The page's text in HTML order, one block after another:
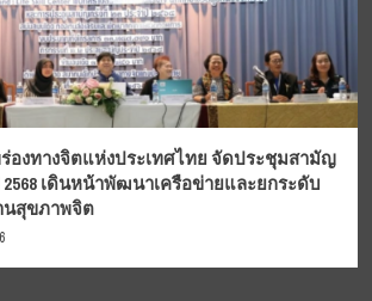
องทางจิตแห่งประเทศไทย จัดประชุมสามัญ
2568 เดินหน้าพัฒนาเครือข่ายและยกระดับ
นสุขภาพจิต